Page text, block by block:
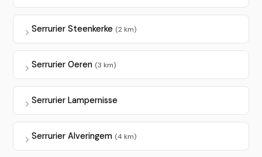
Serrurier Steenkerke (2 km)
Serrurier Oeren (3 km)
Serrurier Lampernisse
Serrurier Alveringem (4 km)